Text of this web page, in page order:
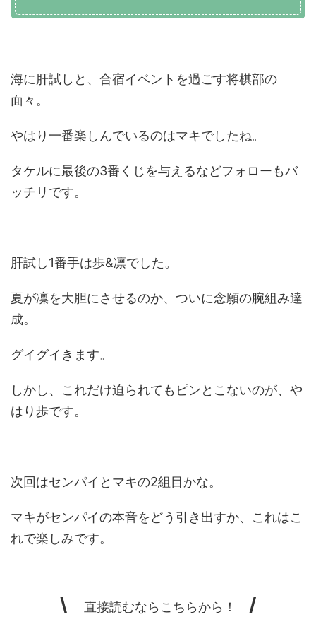
海に肝試しと、合宿イベントを過ごす将棋部の
面々。
やはり一番楽しんでいるのはマキでしたね。
タケルに最後の3番くじを与えるなどフォローもバ
ッチリです。
肝試し1番手は歩&凛でした。
夏が凜を大胆にさせるのか、ついに念願の腕組み達
成。
グイグイきます。
しかし、これだけ迫られてもピンとこないのが、や
はり歩です。
次回はセンパイとマキの2組目かな。
マキがセンパイの本音をどう引き出すか、これはこ
れで楽しみです。
\ 直接読むならこちらから！ /